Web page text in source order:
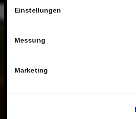
Einstellungen
Messung
Marketing